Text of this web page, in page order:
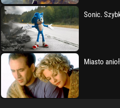
Sonic.
Miasto